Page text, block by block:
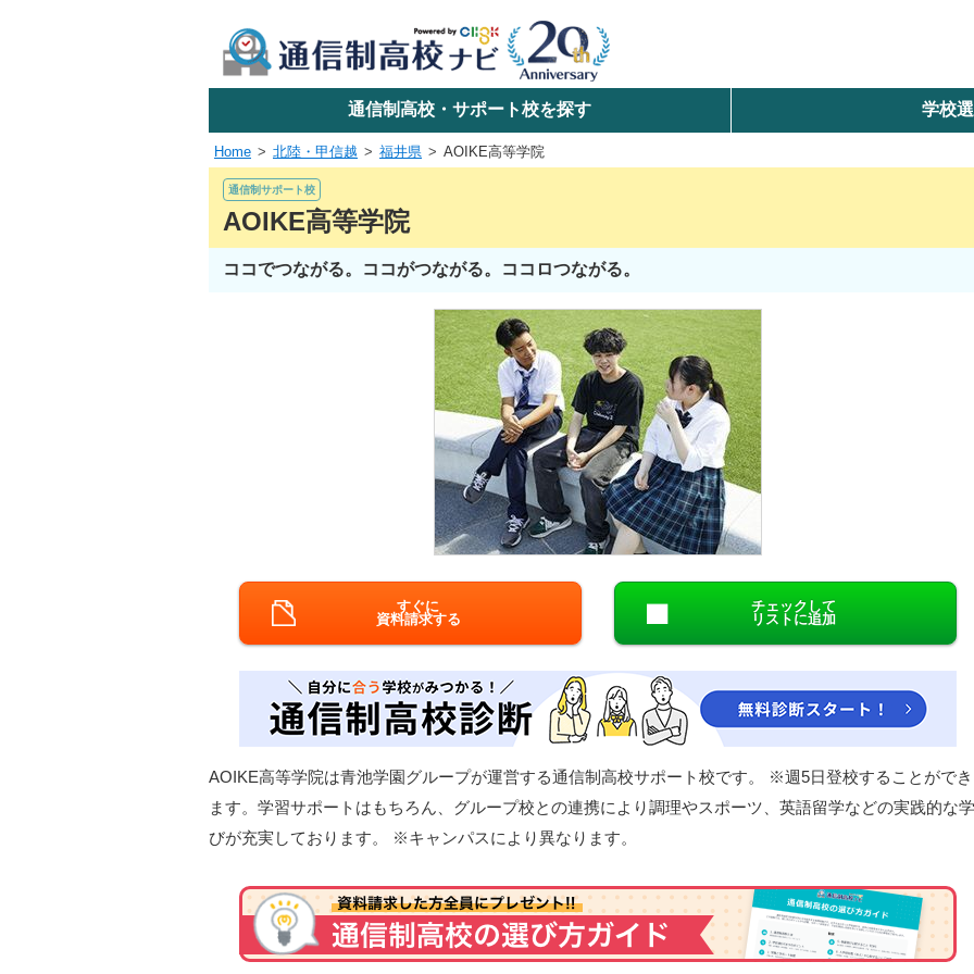
学校名で探す
検索
北陸・甲信越
中国
九州・沖縄
通信制高校・サポート校を探す 学校
Home 北陸・甲信越 福井県 AOIKE高等学院
通信制サポート校
AOIKE高等学院
ココでつながる。ココがつながる。ココロつながる。
すぐに
資料請求する
チェックして
リストに追加
AOIKE高等学院は青池学園グループが運営する通信制高校サポート校です。 ※週5日登校することができ
ます。学習サポートはもちろん、グループ校との連携により調理やスポーツ、英語留学などの実践的な学
びが充実しております。 ※キャンパスにより異なります。